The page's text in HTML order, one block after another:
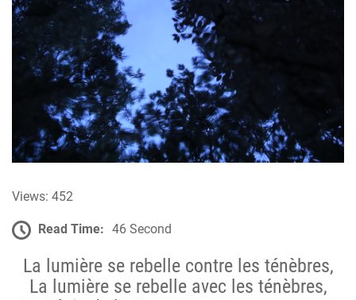
Views: 452
Read Time: 46 Second
La lumière se rebelle contre les ténèbres,
La lumière se rebelle avec les ténèbres,